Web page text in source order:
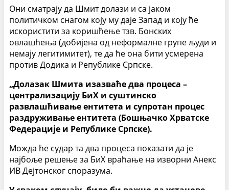
Они сматрају да Шмит долази и са јаком
политичком снагом коју му даје Запад и коју ће
искористити за коришћење тзв. Бонских
овлашћења (добијена од неформалне групе људи и
немају легитимитет), те да ће она бити усмерена
против Додика и Републике Српске.
„Долазак Шмита изазваће два процеса –
централизацију БиХ и суштинско
развлашћивање ентитета и супротан процес
раздруживање ентитета (Бошњачко Хрватске
Федерације и Републике Српске).
Можда ће судар та два процеса показати да је
најбоље решење за БиХ враћање на изворни Анекс
ИВ Дејтонског споразума.